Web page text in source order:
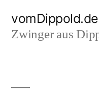
Inhalt
vomDippold.de
Zwinger aus